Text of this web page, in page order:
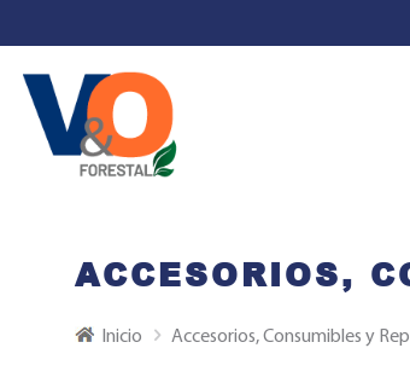
ACCESORIOS,
Inicio Accesorios, Consumibles y